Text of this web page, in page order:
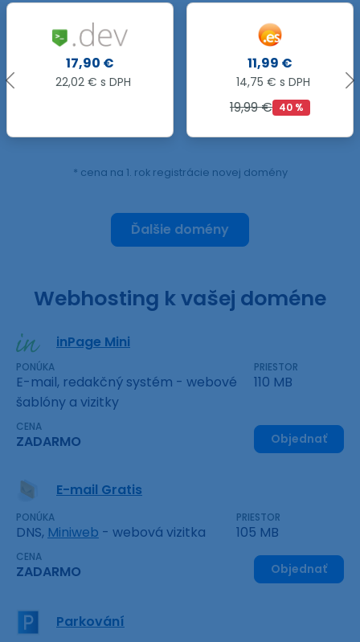
11,99 €
14,75 € s DPH
.GROUP
44,90 €
55,23 € s DPH
* cena na 1. rok registrácie novej domény
Ďalšie domény
Webhosting k vašej doméne
inPage Mini
PONÚKA
E-mail, redakčný systém - webové
šablóny a vizitky
PRIESTOR
110 MB
CENA
ZADARMO Objednať
E-mail Gratis
PONÚKA
DNS, Miniweb - webová vizitka
PRIESTOR
105 MB
CENA
ZADARMO Objednať
Parkování